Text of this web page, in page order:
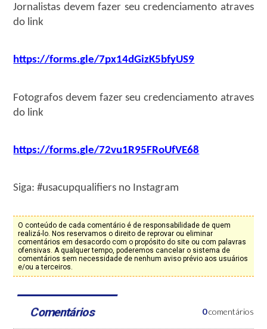
Jornalistas devem fazer seu credenciamento atraves
do link
https://forms.gle/7px14dGizK5bfyUS9
Fotografos devem fazer seu credenciamento atraves
do link
https://forms.gle/72vu1R95FRoUfVE68
Siga: #usacupqualifiers no Instagram
O conteúdo de cada comentário é de responsabilidade de quem
realizá-lo. Nos reservamos o direito de reprovar ou eliminar
comentários em desacordo com o propósito do site ou com palavras
ofensivas. A qualquer tempo, poderemos cancelar o sistema de
comentários sem necessidade de nenhum aviso prévio aos usuários
e/ou a terceiros.
Comentários 0comentários